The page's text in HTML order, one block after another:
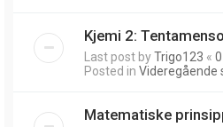
Kjemi 2:
Last post byTrigo123 «
Posted in Videregående
Matematiske